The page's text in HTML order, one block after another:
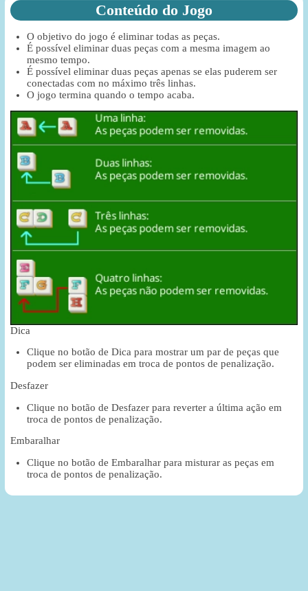
Conteúdo do Jogo
O objetivo do jogo é eliminar todas as peças.
É possível eliminar duas peças com a mesma imagem ao
mesmo tempo.
É possível eliminar duas peças apenas se elas puderem ser
conectadas com no máximo três linhas.
O jogo termina quando o tempo acaba.
Dica
Clique no botão de Dica para mostrar um par de peças que
podem ser eliminadas em troca de pontos de penalização.
Desfazer
Clique no botão de Desfazer para reverter a última ação em
troca de pontos de penalização.
Embaralhar
Clique no botão de Embaralhar para misturar as peças em
troca de pontos de penalização.